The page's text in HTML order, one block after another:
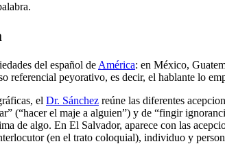
del español de América: en México,
referencial peyorativo, es decir, el hablante lo
el Dr. Sánchez reúne las diferentes
(“hacer el maje a alguien”) y de “fingir
de algo. En El Salvador, aparece con las
(en el trato coloquial), individuo y